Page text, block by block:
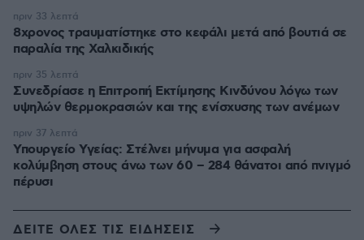
8χρονος τραυματίστηκε στο κεφάλι μετά από βουτιά σε
παραλία της Χαλκιδικής
πριν 33 λεπτά
Συνεδρίασε η Επιτροπή Εκτίμησης Κινδύνου λόγω των
υψηλών θερμοκρασιών και της ενίσχυσης των ανέμων
πριν 35 λεπτά
Υπουργείο Υγείας: Στέλνει μήνυμα για ασφαλή
κολύμβηση στους άνω των 60 – 284 θάνατοι από πνιγμό
πέρυσι
πριν 37 λεπτά
ΔΕΙΤΕ ΟΛΕΣ ΤΙΣ ΕΙΔΗΣΕΙΣ